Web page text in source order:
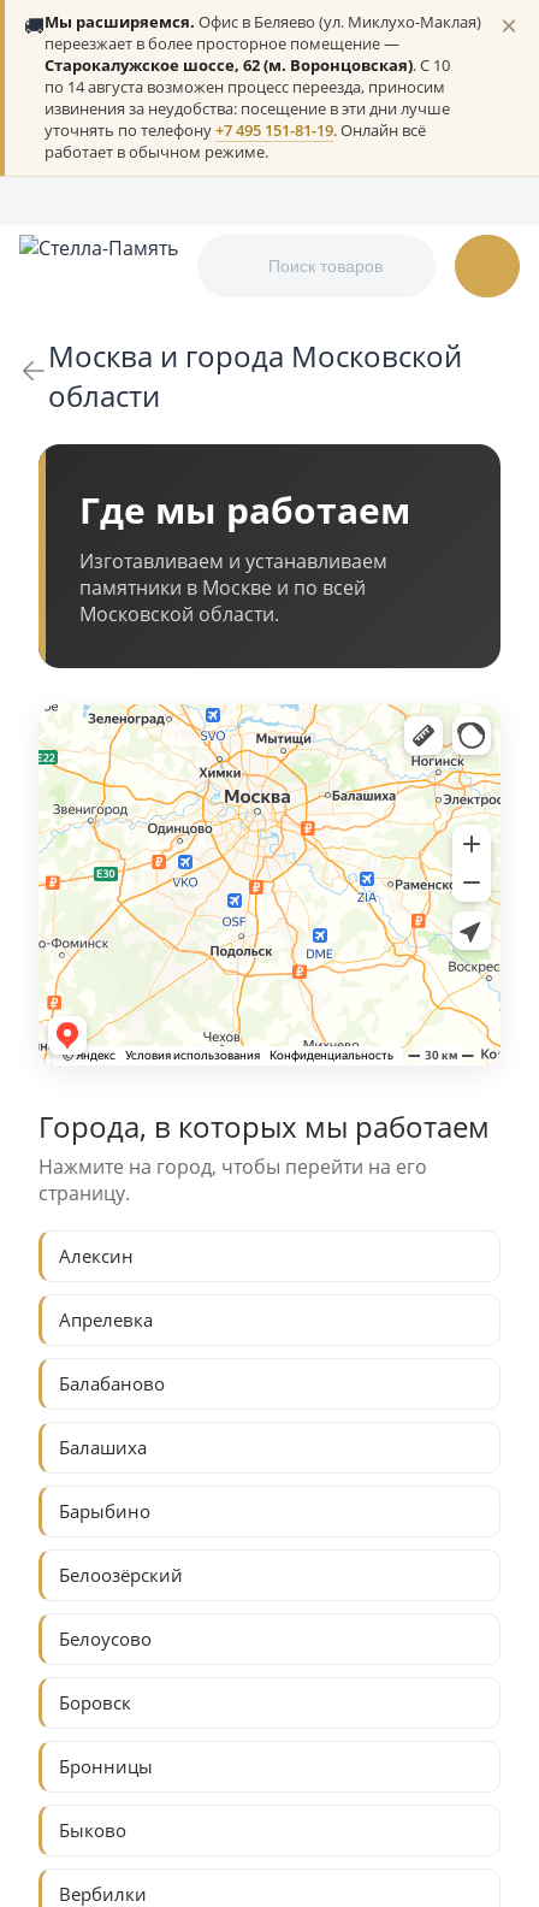
🚚Мы расширяемся. Офис в Беляево (ул. Миклухо-Маклая)
переезжает в более просторное помещение —
Старокалужское шоссе, 62 (м. Воронцовская). С 10
по 14 августа возможен процесс переезда, приносим
извинения за неудобства: посещение в эти дни лучше
уточнять по телефону+7 495 151-81-19. Онлайн всё
работает в обычном режиме.
×
Москва и города Московской
области
Где мы работаем
Изготавливаем и устанавливаем
памятники в Москве и по всей
Московской области.
Города, в которых мы работаем
Нажмите на город, чтобы перейти на его
страницу.
Алексин
Апрелевка
Балабаново
Балашиха
Барыбино
Белоозёрский
Белоусово
Боровск
Бронницы
Быково
Вербилки